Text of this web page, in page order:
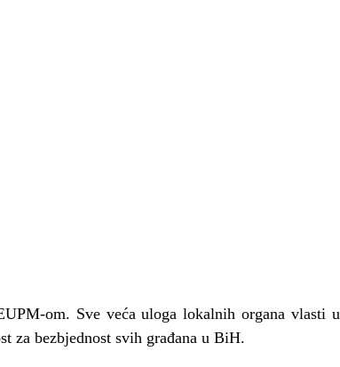
om. Sve veća uloga lokalnih organa vlasti u
za bezbjednost svih građana u BiH.